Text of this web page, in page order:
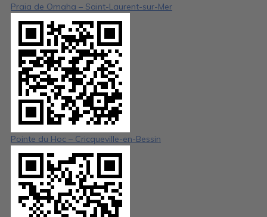
Praia de Omaha – Saint-Laurent-sur-Mer
Pointe du Hoc – Cricqueville-en-Bessin